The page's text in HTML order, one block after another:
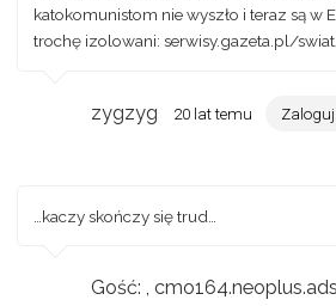
katokomunistom nie wyszło i teraz są w
trochę izolowani: serwisy.gazeta.pl/
zygzyg 20 lat temu
…kaczy skończy się trud…
Gość: ,